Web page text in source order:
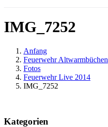
IMG_7252
Anfang
Feuerwehr Altwarmbüchen
Fotos
Feuerwehr Live 2014
IMG_7252
Kategorien